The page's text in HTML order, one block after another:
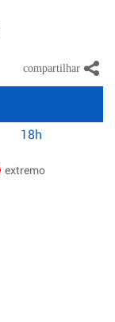
18h
extremo